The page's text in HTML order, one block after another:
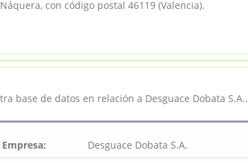
con código postal 46119 (Valencia).
base de datos en relación a Desguace Dobata S.A..
Empresa:
Desguace Dobata S.A.